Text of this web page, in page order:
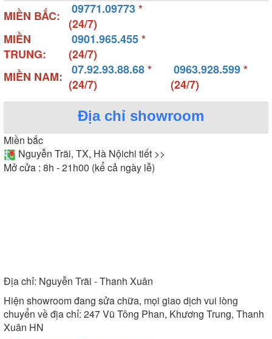
MIỀN BẮC: 09771.09773*
(24/7)
MIỀN
TRUNG:
0901.965.455*
(24/7)
MIỀN NAM:
07.92.93.88.68*
(24/7)
0963.928.599*
(24/7)
Địa chỉ showroom
Miền bắc
Nguyễn Trãi, TX, Hà Nộichi tiết >>
Mở cửa : 8h - 21h00 (kể cả ngày lễ)
Địa chỉ: Nguyễn Trãi - Thanh Xuân
Hiện showroom đang sửa chữa, mọi giao dịch vui lòng
chuyển về địa chỉ: 247 Vũ Tông Phan, Khương Trung, Thanh
Xuân HN